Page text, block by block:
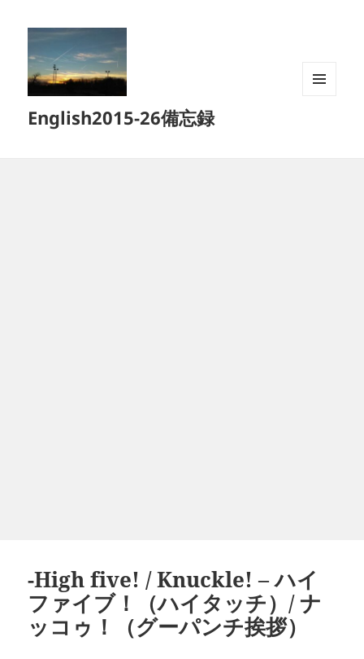
English2015-26備忘録
-High five! / Knuckle! – ハイ
ファイブ！（ハイタッチ）/ ナ
ッコゥ！（グーパンチ挨拶）